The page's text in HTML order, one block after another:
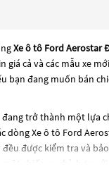
Xe ô tô Ford Aerostar
giá cả và các mẫu xe
bạn đang muốn bán
đang trở thành một lựa
dòngXe ô tô Ford
đều được kiểm tra và
chiếc xe phù hợp